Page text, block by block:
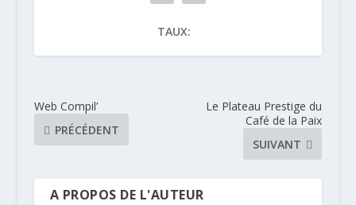
TAUX:
Web Compil’
PRÉCÉDENT
Le Plateau Prestige du
Café de la Paix
SUIVANT
A PROPOS DE L'AUTEUR